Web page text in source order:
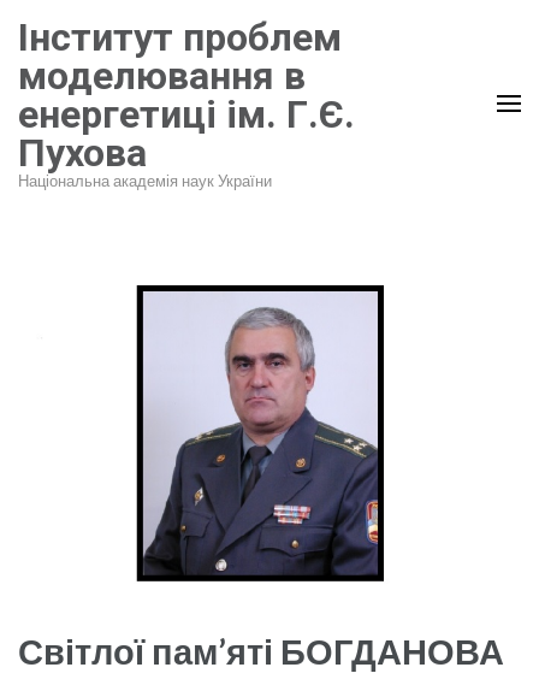
до
вмісту
(натисніть
Enter)
Інститут проблем
моделювання в
енергетиці ім. Г.Є.
Пухова
Національна академія наук України
Світлої пам’яті БОГДАНОВА